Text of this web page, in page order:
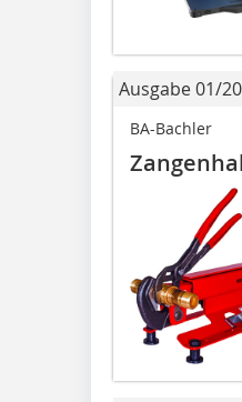
Ausgabe 01/
BA-Bachler